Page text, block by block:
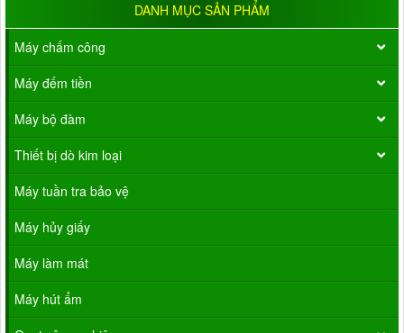
DANH MỤC SẢN PHẨM
Máy chấm công
Máy đếm tiền
Máy bộ đàm
Thiết bị dò kim loại
Máy tuần tra bảo vệ
Máy hủy giấy
Máy làm mát
Máy hút ẩm